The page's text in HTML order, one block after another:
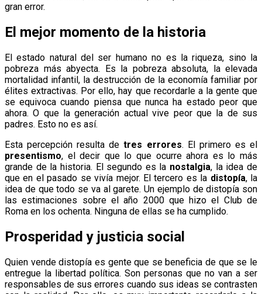
gran error.
El mejor momento de la historia
El estado natural del ser humano no es la riqueza, sino la
pobreza más abyecta. Es la pobreza absoluta, la elevada
mortalidad infantil, la destrucción de la economía familiar por
élites extractivas. Por ello, hay que recordarle a la gente que
se equivoca cuando piensa que nunca ha estado peor que
ahora. O que la generación actual vive peor que la de sus
padres. Esto no es así.
Esta percepción resulta detres errores. El primero es el
presentismo, el decir que lo que ocurre ahora es lo más
grande de la historia. El segundo es la nostalgia, la idea de
que en el pasado se vivía mejor. El tercero es la distopía, la
idea de que todo se va al garete. Un ejemplo de distopía son
las estimaciones sobre el año 2000 que hizo el Club de
Roma en los ochenta. Ninguna de ellas se ha cumplido.
Prosperidad y justicia social
Quien vende distopía es gente que se beneficia de que se le
entregue la libertad política. Son personas que no van a ser
responsables de sus errores cuando sus ideas se contrasten